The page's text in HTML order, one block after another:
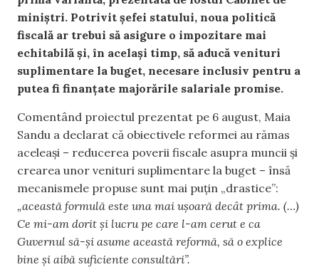
miniștri. Potrivit șefei statului, noua politică
fiscală ar trebui să asigure o impozitare mai
echitabilă și, în același timp, să aducă venituri
suplimentare la buget, necesare inclusiv pentru a
putea fi finanțate majorările salariale promise.
Comentând proiectul prezentat pe 6 august, Maia
Sandu a declarat că obiectivele reformei au rămas
aceleași – reducerea poverii fiscale asupra muncii și
crearea unor venituri suplimentare la buget – însă
mecanismele propuse sunt mai puțin „drastice”:
„această formulă este una mai ușoară decât prima. (…)
Ce mi-am dorit și lucru pe care l-am cerut e ca
Guvernul să-și asume această reformă, să o explice
bine și aibă suficiente consultări”.